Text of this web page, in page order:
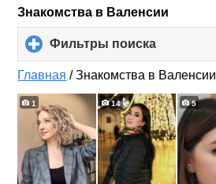
Знакомства в Валенсии
Фильтры поиска
to
expand
contents
Главная /Знакомства в Валенсии
1 14 5